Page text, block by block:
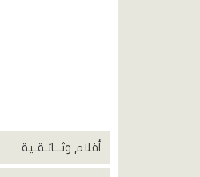
أفلام وثـــائـقـية